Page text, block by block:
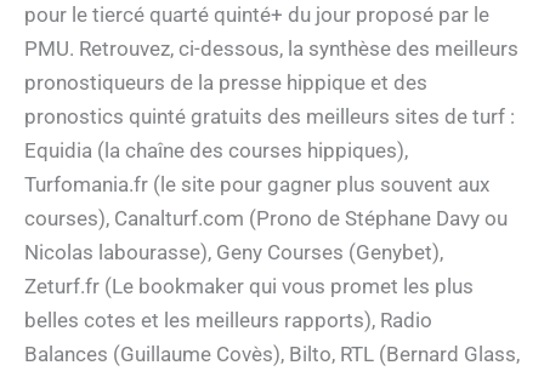
pour le tiercé quarté quinté+ du jour proposé par le
PMU. Retrouvez, ci-dessous, la synthèse des meilleurs
pronostiqueurs de la presse hippique et des
pronostics quinté gratuits des meilleurs sites de turf :
Equidia (la chaîne des courses hippiques),
Turfomania.fr (le site pour gagner plus souvent aux
courses), Canalturf.com (Prono de Stéphane Davy ou
Nicolas labourasse), Geny Courses (Genybet),
Zeturf.fr (Le bookmaker qui vous promet les plus
belles cotes et les meilleurs rapports), Radio
Balances (Guillaume Covès), Bilto, RTL (Bernard Glass,